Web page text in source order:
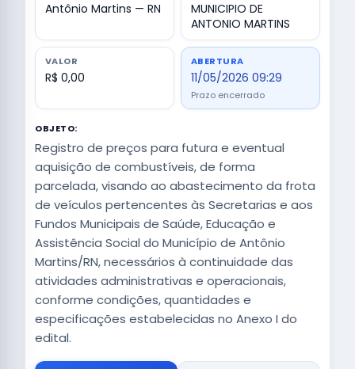
Antônio Martins — RN
MUNICIPIO DE
ANTONIO MARTINS
VALOR
R$ 0,00
ABERTURA
11/05/2026 09:29
Prazo encerrado
OBJETO:
Registro de preços para futura e eventual
aquisição de combustíveis, de forma
parcelada, visando ao abastecimento da frota
de veículos pertencentes às Secretarias e aos
Fundos Municipais de Saúde, Educação e
Assistência Social do Município de Antônio
Martins/RN, necessários à continuidade das
atividades administrativas e operacionais,
conforme condições, quantidades e
especificações estabelecidas no Anexo I do
edital.